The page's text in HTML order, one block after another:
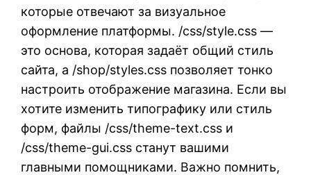
которые отвечают за визуальное
оформление платформы. /css/style.css —
это основа, которая задаёт общий стиль
сайта, а /shop/styles.css позволяет тонко
настроить отображение магазина. Если вы
хотите изменить типографику или стиль
форм, файлы /css/theme-text.css и
/css/theme-gui.css станут вашими
главными помощниками. Важно помнить,